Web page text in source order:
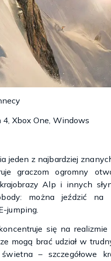
Xbox One, Windows
jeden z najbardziej
graczom ogromny
Alp i innych
można jeździć
jumping.
się na
mogą brać udział w
– szczegółowe